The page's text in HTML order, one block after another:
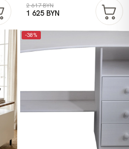
2 617 BYN
1 625 BYN
-38%